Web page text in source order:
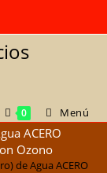
0 Menú
ACERO
Ozono
de Agua ACERO